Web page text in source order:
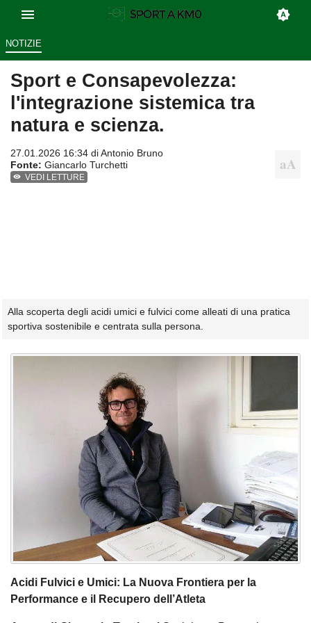
NOTIZIE
Sport e Consapevolezza:
l'integrazione sistemica tra
natura e scienza.
27.01.2026 16:34 diAntonio Bruno
Fonte: Giancarlo Turchetti
VEDI LETTURE
Alla scoperta degli acidi umici e fulvici come alleati di una pratica
sportiva sostenibile e centrata sulla persona.
Acidi Fulvici e Umici: La Nuova Frontiera per la
Performance e il Recupero dell’Atleta